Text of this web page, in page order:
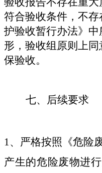
符合验收条件，不
护验收暂行办法》
形，验收组原则上
保验收。
七、 后续要求
1、严格按照《危险
产生的危险废物进